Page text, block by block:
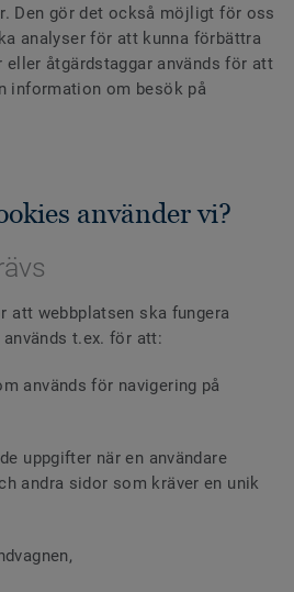
Den gör det också möjligt för oss
analyser för att kunna förbättra
eller åtgärdstaggar används för att
information om besök på
använder vi?
att webbplatsen ska fungera
t.ex. för att:
används för navigering på
uppgifter när en användare
andra sidor som kräver en unik